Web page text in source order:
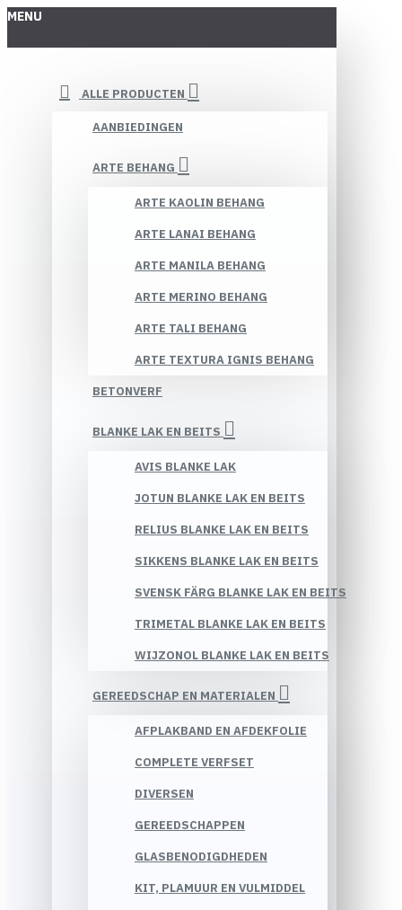
MENU
ALLE PRODUCTEN
AANBIEDINGEN
ARTE BEHANG
ARTE KAOLIN BEHANG
ARTE LANAI BEHANG
ARTE MANILA BEHANG
ARTE MERINO BEHANG
ARTE TALI BEHANG
ARTE TEXTURA IGNIS BEHANG
BETONVERF
BLANKE LAK EN BEITS
AVIS BLANKE LAK
JOTUN BLANKE LAK EN BEITS
RELIUS BLANKE LAK EN BEITS
SIKKENS BLANKE LAK EN BEITS
SVENSK FÄRG BLANKE LAK EN BEITS
TRIMETAL BLANKE LAK EN BEITS
WIJZONOL BLANKE LAK EN BEITS
GEREEDSCHAP EN MATERIALEN
AFPLAKBAND EN AFDEKFOLIE
COMPLETE VERFSET
DIVERSEN
GEREEDSCHAPPEN
GLASBENODIGDHEDEN
KIT, PLAMUUR EN VULMIDDEL